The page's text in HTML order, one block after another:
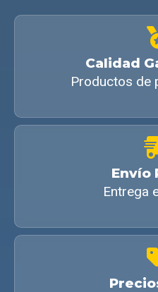
Calidad
Productos de
Envío
Entrega